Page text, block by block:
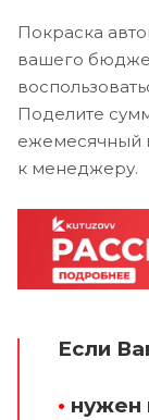
Покраска
вашего
Поделите
ежемесячный
к менеджеру.
Если
• нужен